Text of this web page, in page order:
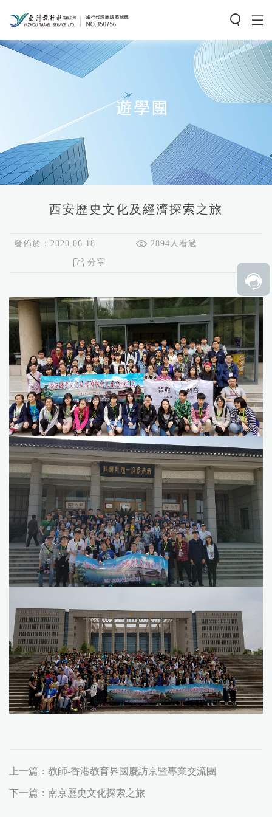
西安歷史文化及經濟探索之旅
發佈於：2020.06.18 2894人看過
分享
上一篇： 教師-香港教育界國慶訪京暨專業交流團
下一篇： 南京歷史文化探索之旅